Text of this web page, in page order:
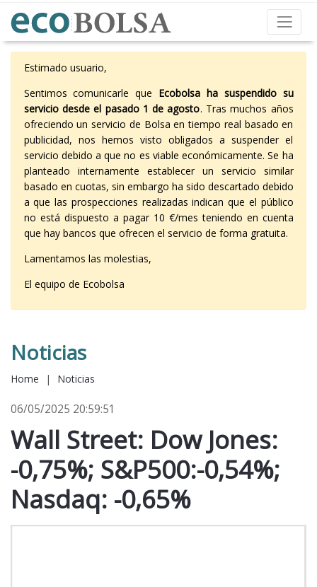
Estimado usuario,
Sentimos comunicarle que Ecobolsa ha suspendido su
servicio desde el pasado 1 de agosto. Tras muchos años
ofreciendo un servicio de Bolsa en tiempo real basado en
publicidad, nos hemos visto obligados a suspender el
servicio debido a que no es viable económicamente. Se ha
planteado internamente establecer un servicio similar
basado en cuotas, sin embargo ha sido descartado debido
a que las prospecciones realizadas indican que el público
no está dispuesto a pagar 10 €/mes teniendo en cuenta
que hay bancos que ofrecen el servicio de forma gratuita.
Lamentamos las molestias,
El equipo de Ecobolsa
Noticias
Home | Noticias
06/05/2025 20:59:51
Wall Street: Dow Jones:
-0,75%; S&P500:-0,54%;
Nasdaq: -0,65%